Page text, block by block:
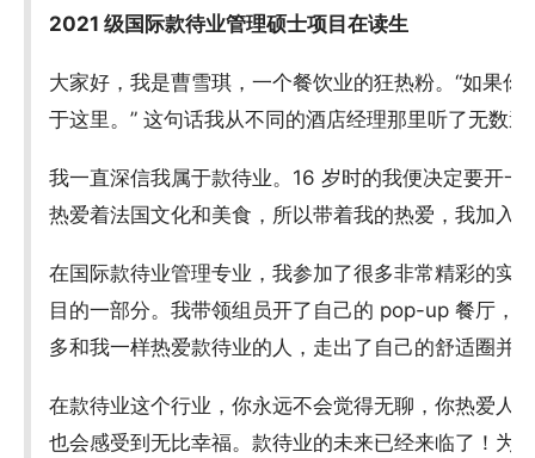
2021 级国际款待业管理硕士项目在读生
大家好，我是曹雪琪，一个餐饮业的狂热粉。“如果
于这里。” 这句话我从不同的酒店经理那里听了无数遍
我一直深信我属于款待业。16 岁时的我便决定要开
热爱着法国文化和美食，所以带着我的热爱，我加入
在国际款待业管理专业，我参加了很多非常精彩的实
目的一部分。我带领组员开了自己的 pop-up 餐厅，
多和我一样热爱款待业的人，走出了自己的舒适圈并
在款待业这个行业，你永远不会觉得无聊，你热爱人
也会感受到无比幸福。款待业的未来已经来临了！为